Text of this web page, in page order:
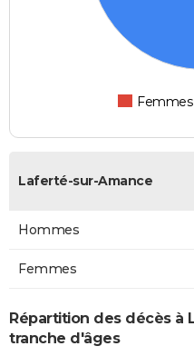
Femmes
Laferté-sur-Amance
Hommes
Femmes
Répartition des décès à
tranche d'âges